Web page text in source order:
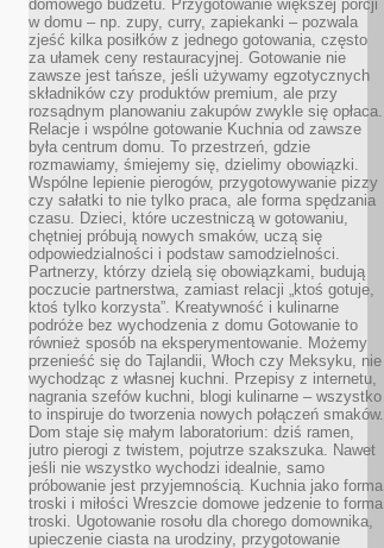
domowego budżetu. Przygotowanie większej porcji
w domu – np. zupy, curry, zapiekanki – pozwala
zjeść kilka posiłków z jednego gotowania, często
za ułamek ceny restauracyjnej. Gotowanie nie
zawsze jest tańsze, jeśli używamy egzotycznych
składników czy produktów premium, ale przy
rozsądnym planowaniu zakupów zwykle się opłaca.
Relacje i wspólne gotowanie Kuchnia od zawsze
była centrum domu. To przestrzeń, gdzie
rozmawiamy, śmiejemy się, dzielimy obowiązki.
Wspólne lepienie pierogów, przygotowywanie pizzy
czy sałatki to nie tylko praca, ale forma spędzania
czasu. Dzieci, które uczestniczą w gotowaniu,
chętniej próbują nowych smaków, uczą się
odpowiedzialności i podstaw samodzielności.
Partnerzy, którzy dzielą się obowiązkami, budują
poczucie partnerstwa, zamiast relacji „ktoś gotuje,
ktoś tylko korzysta”. Kreatywność i kulinarne
podróże bez wychodzenia z domu Gotowanie to
również sposób na eksperymentowanie. Możemy
przenieść się do Tajlandii, Włoch czy Meksyku, nie
wychodząc z własnej kuchni. Przepisy z internetu,
nagrania szefów kuchni, blogi kulinarne – wszystko
to inspiruje do tworzenia nowych połączeń smaków.
Dom staje się małym laboratorium: dziś ramen,
jutro pierogi z twistem, pojutrze szakszuka. Nawet
jeśli nie wszystko wychodzi idealnie, samo
próbowanie jest przyjemnością. Kuchnia jako forma
troski i miłości Wreszcie domowe jedzenie to forma
troski. Ugotowanie rosołu dla chorego domownika,
upieczenie ciasta na urodziny, przygotowanie